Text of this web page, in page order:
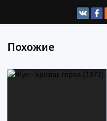
Похожие